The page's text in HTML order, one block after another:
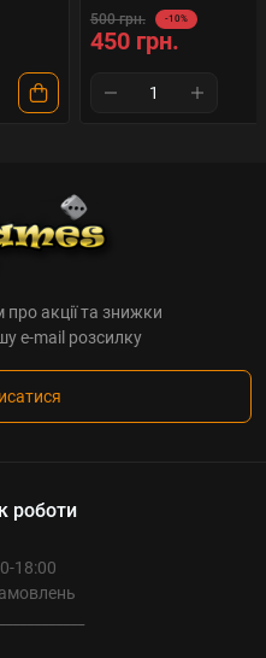
500 грн. -10%
450 грн.
акції та знижки
e-mail розсилку
роботи
18:00